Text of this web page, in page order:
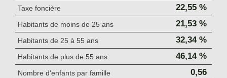
Taxe foncière 22,55 %
Habitants de moins de 25 ans 21,53 %
Habitants de 25 à 55 ans 32,34 %
Habitants de plus de 55 ans 46,14 %
Nombre d'enfants par famille 0,56